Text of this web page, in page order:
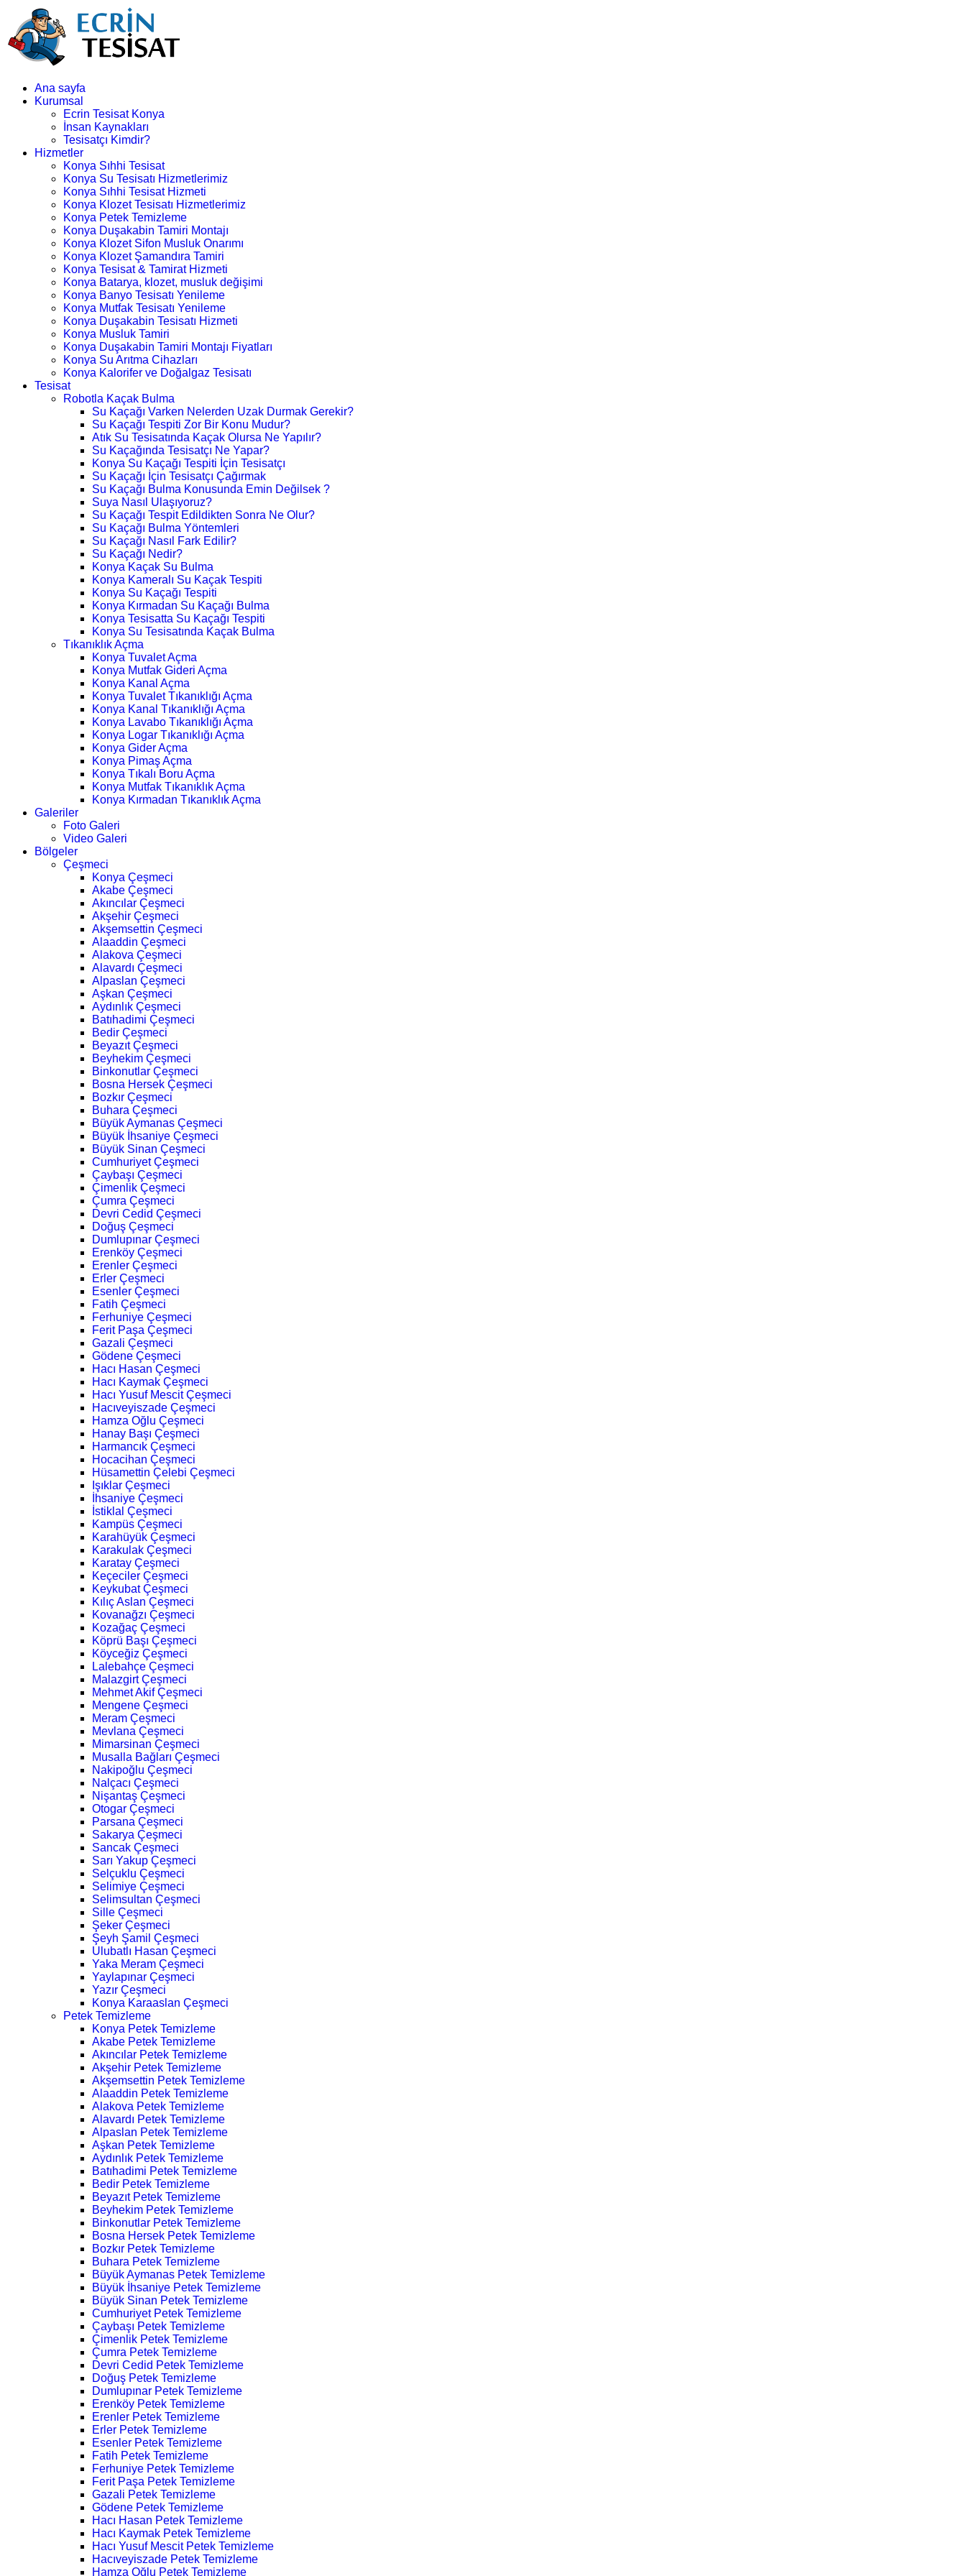
Ana sayfa
Kurumsal
Ecrin Tesisat Konya
İnsan Kaynakları
Tesisatçı Kimdir?
Hizmetler
Konya Sıhhi Tesisat
Konya Su Tesisatı Hizmetlerimiz
Konya Sıhhi Tesisat Hizmeti
Konya Klozet Tesisatı Hizmetlerimiz
Konya Petek Temizleme
Konya Duşakabin Tamiri Montajı
Konya Klozet Sifon Musluk Onarımı
Konya Klozet Şamandıra Tamiri
Konya Tesisat & Tamirat Hizmeti
Konya Batarya, klozet, musluk değişimi
Konya Banyo Tesisatı Yenileme
Konya Mutfak Tesisatı Yenileme
Konya Duşakabin Tesisatı Hizmeti
Konya Musluk Tamiri
Konya Duşakabin Tamiri Montajı Fiyatları
Konya Su Arıtma Cihazları
Konya Kalorifer ve Doğalgaz Tesisatı
Tesisat
Robotla Kaçak Bulma
Su Kaçağı Varken Nelerden Uzak Durmak Gerekir?
Su Kaçağı Tespiti Zor Bir Konu Mudur?
Atık Su Tesisatında Kaçak Olursa Ne Yapılır?
Su Kaçağında Tesisatçı Ne Yapar?
Konya Su Kaçağı Tespiti İçin Tesisatçı
Su Kaçağı İçin Tesisatçı Çağırmak
Su Kaçağı Bulma Konusunda Emin Değilsek ?
Suya Nasıl Ulaşıyoruz?
Su Kaçağı Tespit Edildikten Sonra Ne Olur?
Su Kaçağı Bulma Yöntemleri
Su Kaçağı Nasıl Fark Edilir?
Su Kaçağı Nedir?
Konya Kaçak Su Bulma
Konya Kameralı Su Kaçak Tespiti
Konya Su Kaçağı Tespiti
Konya Kırmadan Su Kaçağı Bulma
Konya Tesisatta Su Kaçağı Tespiti
Konya Su Tesisatında Kaçak Bulma
Tıkanıklık Açma
Konya Tuvalet Açma
Konya Mutfak Gideri Açma
Konya Kanal Açma
Konya Tuvalet Tıkanıklığı Açma
Konya Kanal Tıkanıklığı Açma
Konya Lavabo Tıkanıklığı Açma
Konya Logar Tıkanıklığı Açma
Konya Gider Açma
Konya Pimaş Açma
Konya Tıkalı Boru Açma
Konya Mutfak Tıkanıklık Açma
Konya Kırmadan Tıkanıklık Açma
Galeriler
Foto Galeri
Video Galeri
Bölgeler
Çeşmeci
Konya Çeşmeci
Akabe Çeşmeci
Akıncılar Çeşmeci
Akşehir Çeşmeci
Akşemsettin Çeşmeci
Alaaddin Çeşmeci
Alakova Çeşmeci
Alavardı Çeşmeci
Alpaslan Çeşmeci
Aşkan Çeşmeci
Aydınlık Çeşmeci
Batıhadimi Çeşmeci
Bedir Çeşmeci
Beyazıt Çeşmeci
Beyhekim Çeşmeci
Binkonutlar Çeşmeci
Bosna Hersek Çeşmeci
Bozkır Çeşmeci
Buhara Çeşmeci
Büyük Aymanas Çeşmeci
Büyük İhsaniye Çeşmeci
Büyük Sinan Çeşmeci
Cumhuriyet Çeşmeci
Çaybaşı Çeşmeci
Çimenlik Çeşmeci
Çumra Çeşmeci
Devri Cedid Çeşmeci
Doğuş Çeşmeci
Dumlupınar Çeşmeci
Erenköy Çeşmeci
Erenler Çeşmeci
Erler Çeşmeci
Esenler Çeşmeci
Fatih Çeşmeci
Ferhuniye Çeşmeci
Ferit Paşa Çeşmeci
Gazali Çeşmeci
Gödene Çeşmeci
Hacı Hasan Çeşmeci
Hacı Kaymak Çeşmeci
Hacı Yusuf Mescit Çeşmeci
Hacıveyiszade Çeşmeci
Hamza Oğlu Çeşmeci
Hanay Başı Çeşmeci
Harmancık Çeşmeci
Hocacihan Çeşmeci
Hüsamettin Çelebi Çeşmeci
Işıklar Çeşmeci
İhsaniye Çeşmeci
İstiklal Çeşmeci
Kampüs Çeşmeci
Karahüyük Çeşmeci
Karakulak Çeşmeci
Karatay Çeşmeci
Keçeciler Çeşmeci
Keykubat Çeşmeci
Kılıç Aslan Çeşmeci
Kovanağzı Çeşmeci
Kozağaç Çeşmeci
Köprü Başı Çeşmeci
Köyceğiz Çeşmeci
Lalebahçe Çeşmeci
Malazgirt Çeşmeci
Mehmet Akif Çeşmeci
Mengene Çeşmeci
Meram Çeşmeci
Mevlana Çeşmeci
Mimarsinan Çeşmeci
Musalla Bağları Çeşmeci
Nakipoğlu Çeşmeci
Nalçacı Çeşmeci
Nişantaş Çeşmeci
Otogar Çeşmeci
Parsana Çeşmeci
Sakarya Çeşmeci
Sancak Çeşmeci
Sarı Yakup Çeşmeci
Selçuklu Çeşmeci
Selimiye Çeşmeci
Selimsultan Çeşmeci
Sille Çeşmeci
Şeker Çeşmeci
Şeyh Şamil Çeşmeci
Ulubatlı Hasan Çeşmeci
Yaka Meram Çeşmeci
Yaylapınar Çeşmeci
Yazır Çeşmeci
Konya Karaaslan Çeşmeci
Petek Temizleme
Konya Petek Temizleme
Akabe Petek Temizleme
Akıncılar Petek Temizleme
Akşehir Petek Temizleme
Akşemsettin Petek Temizleme
Alaaddin Petek Temizleme
Alakova Petek Temizleme
Alavardı Petek Temizleme
Alpaslan Petek Temizleme
Aşkan Petek Temizleme
Aydınlık Petek Temizleme
Batıhadimi Petek Temizleme
Bedir Petek Temizleme
Beyazıt Petek Temizleme
Beyhekim Petek Temizleme
Binkonutlar Petek Temizleme
Bosna Hersek Petek Temizleme
Bozkır Petek Temizleme
Buhara Petek Temizleme
Büyük Aymanas Petek Temizleme
Büyük İhsaniye Petek Temizleme
Büyük Sinan Petek Temizleme
Cumhuriyet Petek Temizleme
Çaybaşı Petek Temizleme
Çimenlik Petek Temizleme
Çumra Petek Temizleme
Devri Cedid Petek Temizleme
Doğuş Petek Temizleme
Dumlupınar Petek Temizleme
Erenköy Petek Temizleme
Erenler Petek Temizleme
Erler Petek Temizleme
Esenler Petek Temizleme
Fatih Petek Temizleme
Ferhuniye Petek Temizleme
Ferit Paşa Petek Temizleme
Gazali Petek Temizleme
Gödene Petek Temizleme
Hacı Hasan Petek Temizleme
Hacı Kaymak Petek Temizleme
Hacı Yusuf Mescit Petek Temizleme
Hacıveyiszade Petek Temizleme
Hamza Oğlu Petek Temizleme